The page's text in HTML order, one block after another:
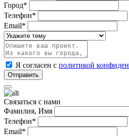
Город*
Телефон*
Email*
Я согласен с политикой
Связаться с нами
Фамилия, Имя
Телефон*
Email*